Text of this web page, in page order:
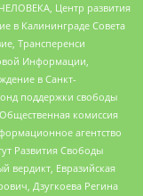
Центр развития
в Калининграде Совета
Трансперенси
Информации,
в Санкт-
поддержки свободы
комиссия
агентство
Развития Свободы
вердикт, Евразийская
Дзугкоева Регина